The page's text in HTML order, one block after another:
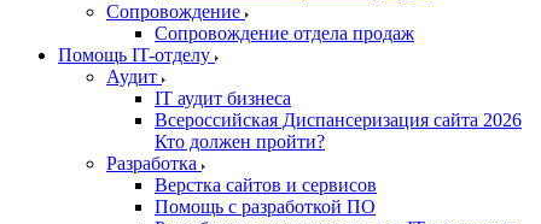
Сопровождение
Сопровождение отдела продаж
Помощь IT-отделу
Аудит
IT аудит бизнеса
Всероссийская Диспансеризация сайта 2026
Кто должен пройти?
Разработка
Верстка сайтов и сервисов
Помощь с разработкой ПО